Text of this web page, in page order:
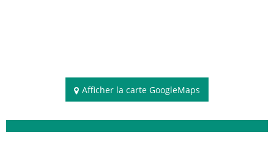
Afficher la carte GoogleMaps